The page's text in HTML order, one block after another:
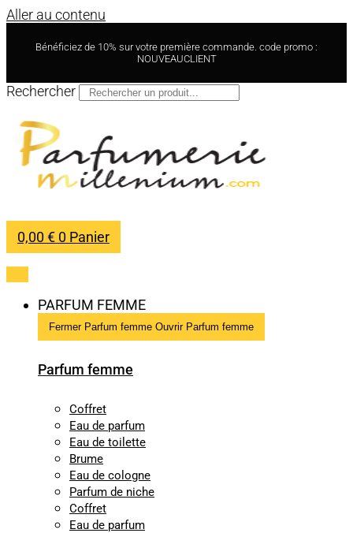
Aller au contenu
Bénéficiez de 10% sur votre première commande. code promo :
NOUVEAUCLIENT
Rechercher
0,00€ 0 Panier
PARFUM FEMME
Fermer Parfum femme Ouvrir Parfum femme
Parfum femme
Coffret
Eau de parfum
Eau de toilette
Brume
Eau de cologne
Parfum de niche
Coffret
Eau de parfum